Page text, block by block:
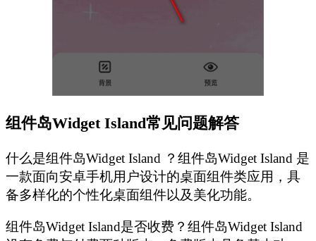
‌组件岛Widget Island常见问题解答‌
什么是组件岛Widget Island ？组件岛Widget Island 是
一款面向安卓手机用户设计的桌面组件类应用，具
备多样化的个性化桌面组件以及美化功能。
组件岛Widget Island是否收费？组件岛Widget Island